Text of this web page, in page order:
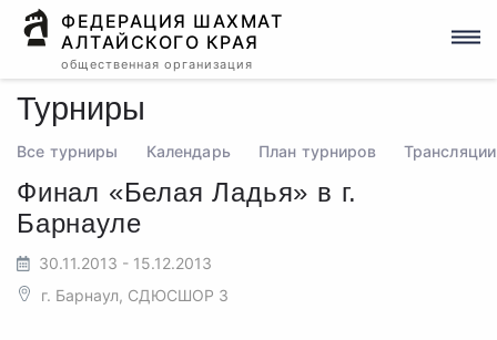
ФЕДЕРАЦИЯ ШАХМАТ
АЛТАЙСКОГО КРАЯ
общественная организация
Турниры
Все турниры Календарь План турниров Трансляции
Финал «Белая Ладья» в г.
Барнауле
30.11.2013 - 15.12.2013
г. Барнаул, СДЮСШОР 3